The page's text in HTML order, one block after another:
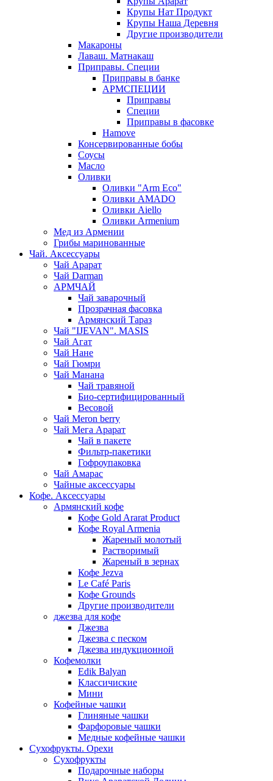
Крупы Нат Продукт
Крупы Наша Деревня
Другие производители
Макароны
Лаваш. Матнакаш
Приправы. Специи
Приправы в банке
АРМСПЕЦИИ
Приправы
Специи
Приправы в фасовке
Hamove
Консервированные бобы
Соусы
Масло
Оливки
Оливки "Arm Eco"
Оливки AMADO
Оливки Aiello
Оливки Armenium
Мед из Армении
Грибы маринованные
Чай. Аксессуары
Чай Арарат
Чай Darman
АРМЧАЙ
Чай заварочный
Прозрачная фасовка
Армянский Тараз
Чай "IJEVAN". MASIS
Чай Агат
Чай Нане
Чай Гюмри
Чай Манана
Чай травяной
Био-сертифицированный
Весовой
Чай Meron berry
Чай Мега Арарат
Чай в пакете
Фильтр-пакетики
Гофроупаковка
Чай Амарас
Чайные аксессуары
Кофе. Аксессуары
Армянский кофе
Кофе Gold Ararat Product
Кофе Royal Armenia
Жареный молотый
Растворимый
Жареный в зернах
Кофе Jezva
Le Café Paris
Кофе Grounds
Другие производители
джезва для кофе
Джезва
Джезва с песком
Джезва индукционной
Кофемолки
Edik Balyan
Классичиские
Мини
Кофейные чашки
Глиняные чашки
Фарфоровые чашки
Медные кофейные чашки
Сухофрукты. Орехи
Сухофрукты
Подарочные наборы